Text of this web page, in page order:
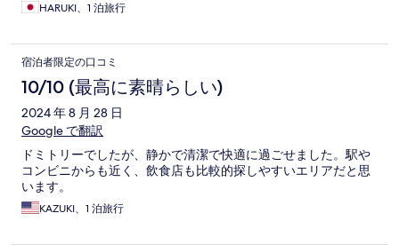
HARUKI、1 泊旅行
宿泊者限定の口コミ
10/10 (最高に素晴らしい)
2024 年 8 月 28 日
Google で翻訳
ドミトリーでしたが、静かで清潔で快適に過ごせました。駅や
コンビニからも近く、飲食店も比較的探しやすいエリアだと思
います。
KAZUKI、1 泊旅行